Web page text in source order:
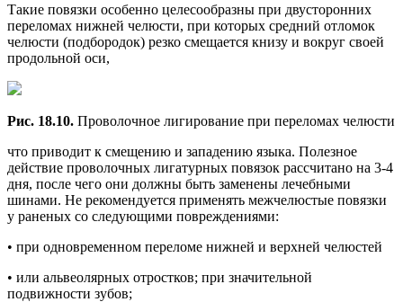
Такие повязки особенно целесообразны при двусторонних
переломах нижней челюсти, при которых средний отломок
челюсти (подбородок) резко смещается книзу и вокруг своей
продольной оси,
Рис. 18.10. Проволочное лигирование при переломах челюсти
что приводит к смещению и западению языка. Полезное
действие проволочных лигатурных повязок рассчитано на 3-4
дня, после чего они должны быть заменены лечебными
шинами. Не рекомендуется применять межчелюстые повязки
у раненых со следующими повреждениями:
• при одновременном переломе нижней и верхней челюстей
• или альвеолярных отростков; при значительной
подвижности зубов;